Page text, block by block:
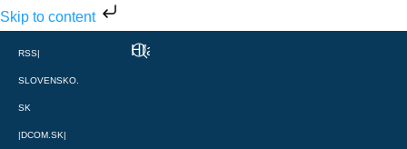
Skip to content
RSS|
SLOVENSKO.
SK
|DCOM.SK|